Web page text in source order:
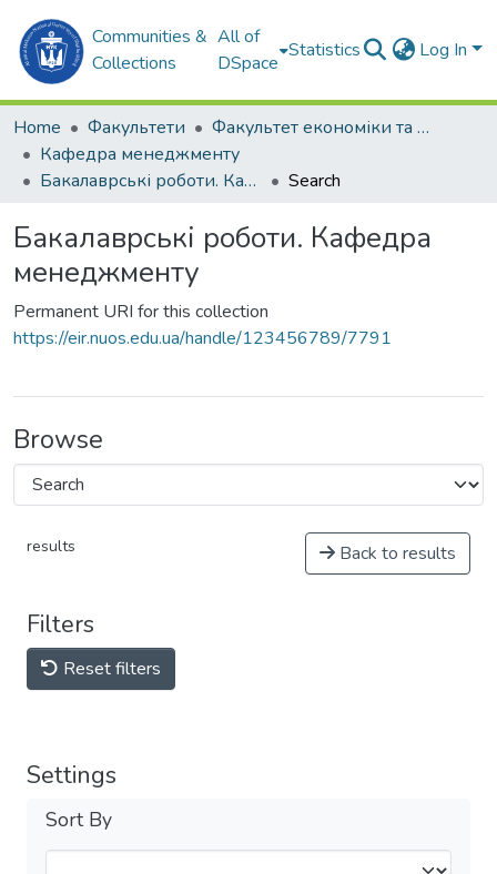
Communities &
Collections
All of
DSpace
Statistics Log In
Home Факультети
Факультет економіки та екології моря (ФЕЕМ)
Кафедра менеджменту
Бакалаврські роботи. Кафедра менеджменту
Search
Бакалаврські роботи. Кафедра
менеджменту
Permanent URI for this collection
https://eir.nuos.edu.ua/handle/123456789/7791
Browse
results Back to results
Filters
Reset filters
Settings
Sort By